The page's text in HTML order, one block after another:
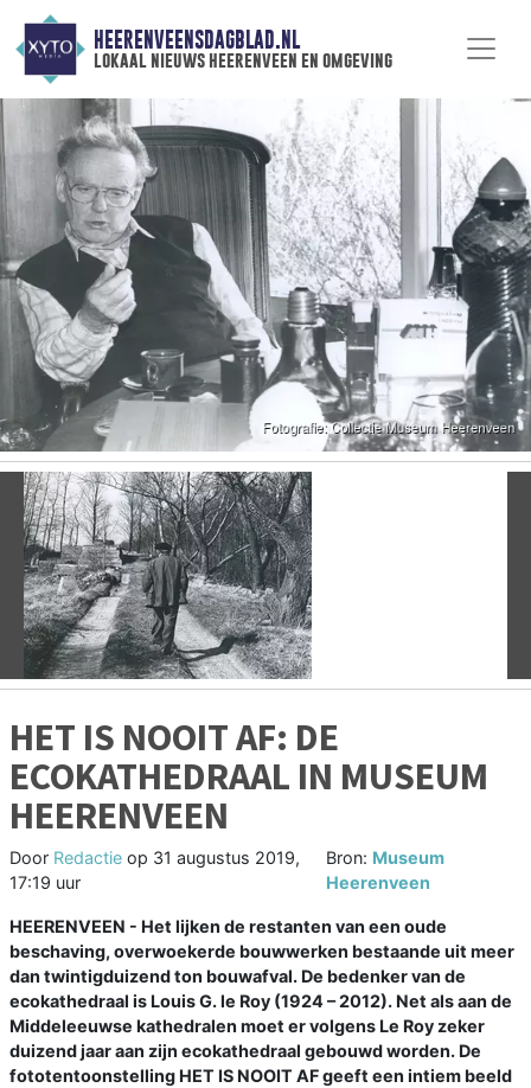
HEERENVEENSDAGBLAD.NL
lokaal nieuws heerenveen en omgeving
Vorige
HET IS NOOIT AF: DE
ECOKATHEDRAAL IN MUSEUM
HEERENVEEN
Door Redactie op 31 augustus 2019,
17:19 uur
Bron: Museum
Heerenveen
HEERENVEEN - Het lijken de restanten van een oude
beschaving, overwoekerde bouwwerken bestaande uit meer
dan twintigduizend ton bouwafval. De bedenker van de
ecokathedraal is Louis G. le Roy (1924 – 2012). Net als aan de
Middeleeuwse kathedralen moet er volgens Le Roy zeker
duizend jaar aan zijn ecokathedraal gebouwd worden. De
fototentoonstelling HET IS NOOIT AF geeft een intiem beeld